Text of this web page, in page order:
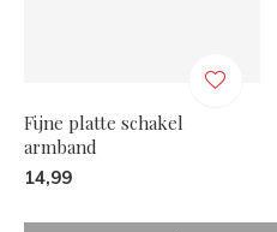
Fijne platte schakel
armband
14,99